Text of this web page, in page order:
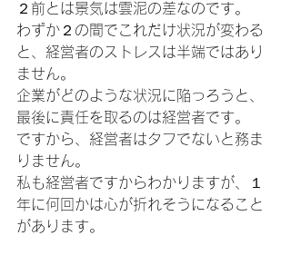
２前とは景気は雲泥の差なのです。
わずか２の間でこれだけ状況が変わる
と、経営者のストレスは半端ではあり
ません。
企業がどのような状況に陥っろうと、
最後に責任を取るのは経営者です。
ですから、経営者はタフでないと務ま
りません。
私も経営者ですからわかりますが、１
年に何回かは心が折れそうになること
があります。